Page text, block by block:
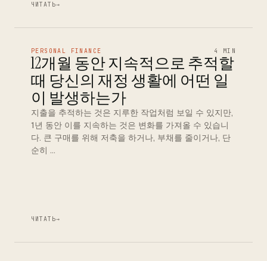
ЧИТАТЬ→
PERSONAL FINANCE 4 MIN
12개월 동안 지속적으로 추적할
때 당신의 재정 생활에 어떤 일
이 발생하는가
지출을 추적하는 것은 지루한 작업처럼 보일 수 있지만,
1년 동안 이를 지속하는 것은 변화를 가져올 수 있습니
다. 큰 구매를 위해 저축을 하거나, 부채를 줄이거나, 단
순히 …
ЧИТАТЬ→